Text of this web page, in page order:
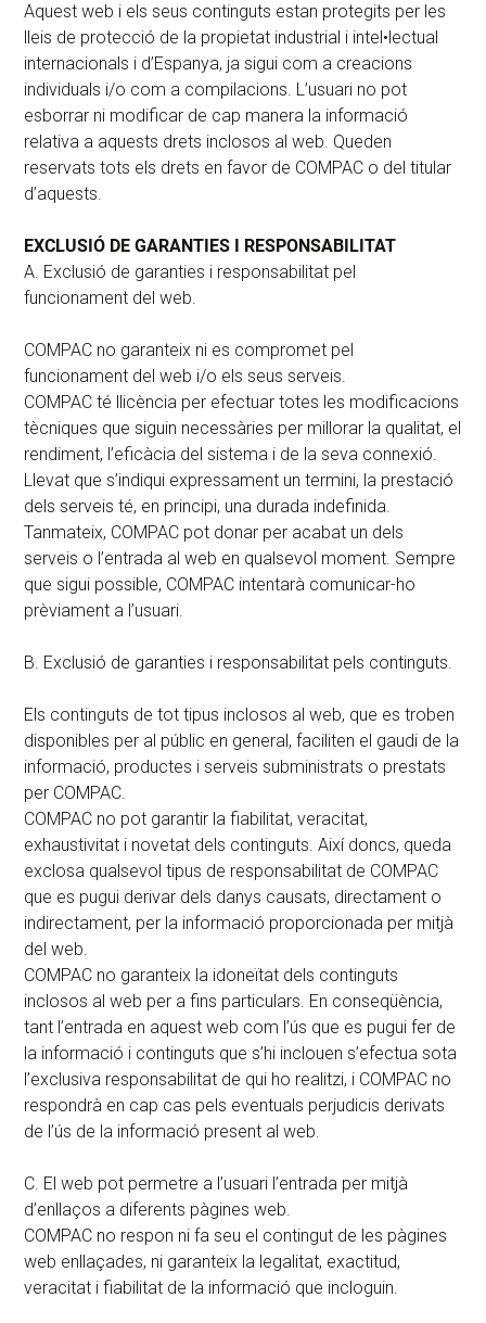
Aquest web i els seus continguts estan protegits per les
lleis de protecció de la propietat industrial i intel•lectual
internacionals i d’Espanya, ja sigui com a creacions
individuals i/o com a compilacions. L’usuari no pot
esborrar ni modificar de cap manera la informació
relativa a aquests drets inclosos al web. Queden
reservats tots els drets en favor de COMPAC o del titular
d’aquests.
EXCLUSIÓ DE GARANTIES I RESPONSABILITAT
A. Exclusió de garanties i responsabilitat pel
funcionament del web.
COMPAC no garanteix ni es compromet pel
funcionament del web i/o els seus serveis.
COMPAC té llicència per efectuar totes les modificacions
tècniques que siguin necessàries per millorar la qualitat, el
rendiment, l’eficàcia del sistema i de la seva connexió.
Llevat que s’indiqui expressament un termini, la prestació
dels serveis té, en principi, una durada indefinida.
Tanmateix, COMPAC pot donar per acabat un dels
serveis o l’entrada al web en qualsevol moment. Sempre
que sigui possible, COMPAC intentarà comunicar-ho
prèviament a l’usuari.
B. Exclusió de garanties i responsabilitat pels continguts.
Els continguts de tot tipus inclosos al web, que es troben
disponibles per al públic en general, faciliten el gaudi de la
informació, productes i serveis subministrats o prestats
per COMPAC.
COMPAC no pot garantir la fiabilitat, veracitat,
exhaustivitat i novetat dels continguts. Així doncs, queda
exclosa qualsevol tipus de responsabilitat de COMPAC
que es pugui derivar dels danys causats, directament o
indirectament, per la informació proporcionada per mitjà
del web.
COMPAC no garanteix la idoneïtat dels continguts
inclosos al web per a fins particulars. En conseqüència,
tant l’entrada en aquest web com l’ús que es pugui fer de
la informació i continguts que s’hi inclouen s’efectua sota
l’exclusiva responsabilitat de qui ho realitzi, i COMPAC no
respondrà en cap cas pels eventuals perjudicis derivats
de l’ús de la informació present al web.
C. El web pot permetre a l’usuari l’entrada per mitjà
d’enllaços a diferents pàgines web.
COMPAC no respon ni fa seu el contingut de les pàgines
web enllaçades, ni garanteix la legalitat, exactitud,
veracitat i fiabilitat de la informació que incloguin.